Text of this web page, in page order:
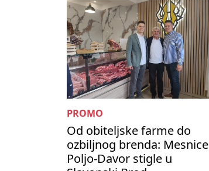
PROMO
Od obiteljske farme do
ozbiljnog brenda: Mesnice
Poljo-Davor stigle u